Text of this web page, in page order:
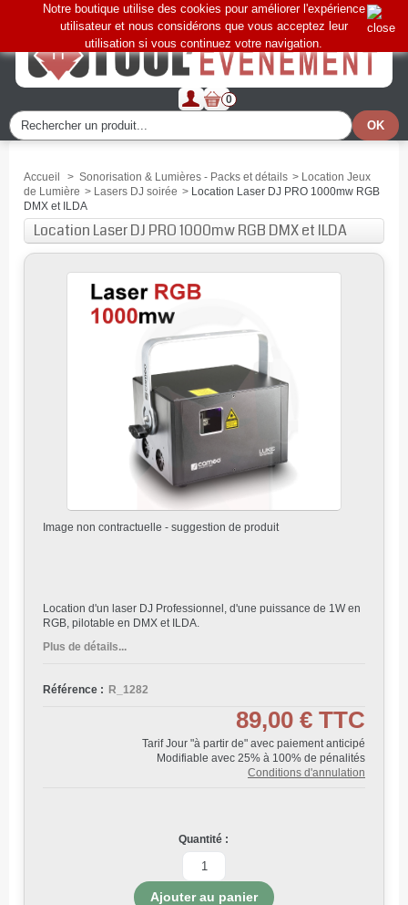
0
Notre boutique utilise des cookies pour améliorer l'expérience
utilisateur et nous considérons que vous acceptez leur
utilisation si vous continuez votre navigation.
Accueil > Sonorisation & Lumières - Packs et détails > Location Jeux
de Lumière > Lasers DJ soirée > Location Laser DJ PRO 1000mw RGB
DMX et ILDA
Location Laser DJ PRO 1000mw RGB DMX et ILDA
Image non contractuelle - suggestion de produit
Location d'un laser DJ Professionnel, d'une puissance de 1W en
RGB, pilotable en DMX et ILDA.
Plus de détails...
Référence : R_1282
89,00 € TTC
Tarif Jour "à partir de" avec paiement anticipé
Modifiable avec 25% à 100% de pénalités
Conditions d'annulation
Quantité :